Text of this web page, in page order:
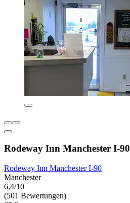
Rodeway Inn Manchester I-90
Rodeway Inn Manchester I-90
Manchester
6,4/10
(501 Bewertungen)